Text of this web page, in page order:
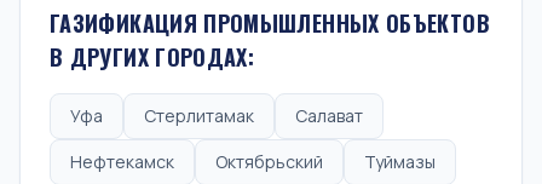
ГАЗИФИКАЦИЯ ПРОМЫШЛЕННЫХ ОБЪЕКТОВ
В ДРУГИХ ГОРОДАХ:
Уфа Стерлитамак
Салават
Нефтекамск
Октябрьский
Туймазы